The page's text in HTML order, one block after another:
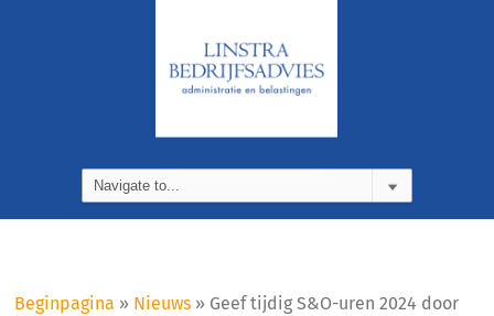
Beginpagina » Nieuws » Geef tijdig S&O-uren 2024 door